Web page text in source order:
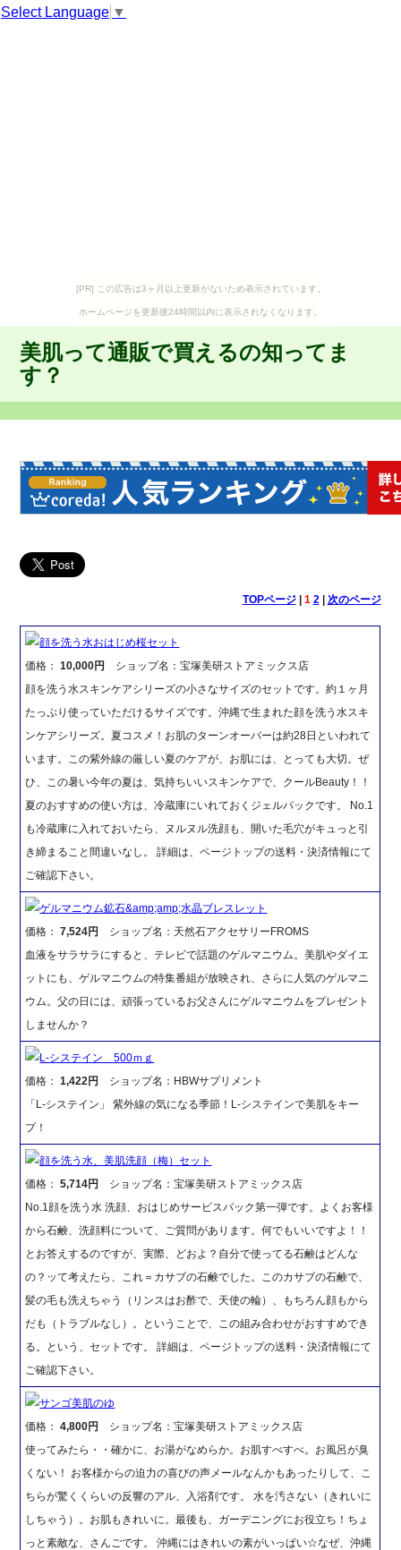
Select Language ▼
[PR] この広告は3ヶ月以上更新がないため表示されています。
ホームページを更新後24時間以内に表示されなくなります。
美肌って通販で買えるの知ってま
す？
TOPページ| 1 2| 次のページ
顔を洗う水おはじめ桜セット
価格：10,000円
ショップ名：宝塚美研ストアミックス店
顔を洗う水スキンケアシリーズの小さなサイズのセットです。約１ヶ月
たっぷり使っていただけるサイズです。沖縄で生まれた顔を洗う水スキ
ンケアシリーズ。夏コスメ！お肌のターンオーバーは約28日といわれて
います。この紫外線の厳しい夏のケアが、お肌には、とっても大切。ぜ
ひ、この暑い今年の夏は、気持ちいいスキンケアで、クールBeauty！！
夏のおすすめの使い方は、冷蔵庫にいれておくジェルパックです。 No.1
も冷蔵庫に入れておいたら、ヌルヌル洗顔も、開いた毛穴がキュっと引
き締まること間違いなし。 詳細は、ページトップの送料・決済情報にて
ご確認下さい。
ゲルマニウム鉱石&amp;amp;水晶ブレスレット
価格：7,524円
ショップ名：天然石アクセサリーFROMS
血液をサラサラにすると、テレビで話題のゲルマニウム。美肌やダイエ
ットにも、ゲルマニウムの特集番組が放映され、さらに人気のゲルマニ
ウム。父の日には、頑張っているお父さんにゲルマニウムをプレゼント
しませんか？
L-システイン 500ｍｇ
価格：1,422円
ショップ名：HBWサプリメント
「L-システイン」 紫外線の気になる季節！L-システインで美肌をキー
プ！
顔を洗う水、美肌洗顔（梅）セット
価格：5,714円
ショップ名：宝塚美研ストアミックス店
No.1顔を洗う水 洗顔、おはじめサービスパック第一弾です。よくお客様
から石鹸、洗顔料について、ご質問があります。何でもいいですよ！！
とお答えするのですが、実際、どおよ？自分で使ってる石鹸はどんな
の？ッて考えたら、これ＝カサブの石鹸でした。このカサブの石鹸で、
髪の毛も洗えちゃう（リンスはお酢で、天使の輪）、もちろん顔もから
だも（トラブルなし）。ということで、この組み合わせがおすすめでき
る。という、セットです。 詳細は、ページトップの送料・決済情報にて
ご確認下さい。
サンゴ美肌のゆ
価格：4,800円
ショップ名：宝塚美研ストアミックス店
使ってみたら・・確かに、お湯がなめらか。お肌すべすべ。お風呂が臭
くない！ お客様からの迫力の喜びの声メールなんかもあったりして、こ
ちらが驚くくらいの反響のアル、入浴剤です。 水を汚さない（きれいに
しちゃう）。お肌もきれいに。最後も、ガーデニングにお役立ち！ちょ
っと素敵な、さんごです。 沖縄にはきれいの素がいっぱい☆なぜ、沖縄